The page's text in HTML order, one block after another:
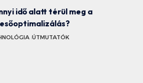
idő alatt térül meg a
ÚTMUTATÓK